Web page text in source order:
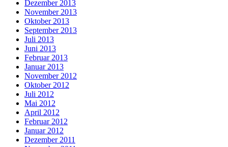
Dezember 2013
November 2013
Oktober 2013
September 2013
Juli 2013
Juni 2013
Februar 2013
Januar 2013
November 2012
Oktober 2012
Juli 2012
Mai 2012
April 2012
Februar 2012
Januar 2012
Dezember 2011